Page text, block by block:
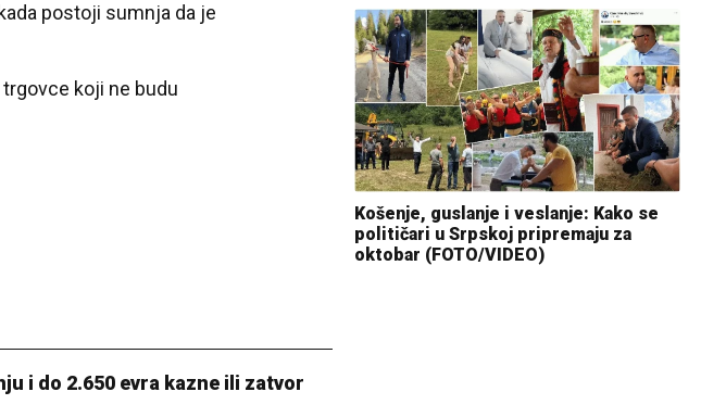
postoji sumnja da je
koji ne budu
i do 2.650 evra kazne ili zatvor
Košenje, guslanje i veslanje: Kako se
političari u Srpskoj pripremaju za
oktobar (FOTO/VIDEO)